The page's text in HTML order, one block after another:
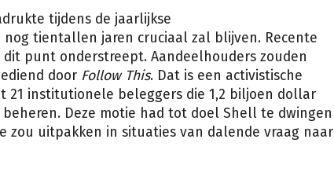
tijdens de jaarlijkse
tientallen jaren cruciaal zal blijven. Recente
punt onderstreept. Aandeelhouders zouden
door Follow This. Dat is een activistische
21 institutionele beleggers die 1,2 biljoen dollar
Deze motie had tot doel Shell te dwingen
zou uitpakken in situaties van dalende vraag naar